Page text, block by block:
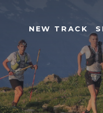
NEW TRACK